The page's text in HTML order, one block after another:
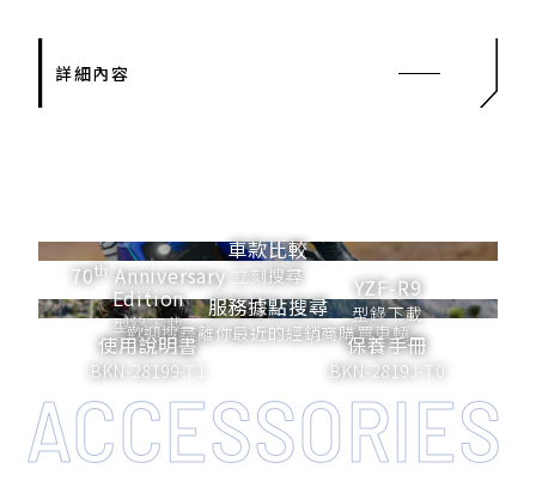
詳細內容
車款比較
立刻搜尋
70th Anniversary
Edition
型錄下載
YZF-R9
型錄下載
服務據點搜尋
歡迎搜尋離你最近的經銷商購買車輛
使用說明書
BKN-28199-T1
保養手冊
BKN-2819J-T0
ACCESSORIES